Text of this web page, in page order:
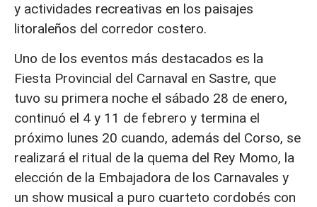
y actividades recreativas en los paisajes
litoraleños del corredor costero.
Uno de los eventos más destacados es la
Fiesta Provincial del Carnaval en Sastre, que
tuvo su primera noche el sábado 28 de enero,
continuó el 4 y 11 de febrero y termina el
próximo lunes 20 cuando, además del Corso, se
realizará el ritual de la quema del Rey Momo, la
elección de la Embajadora de los Carnavales y
un show musical a puro cuarteto cordobés con